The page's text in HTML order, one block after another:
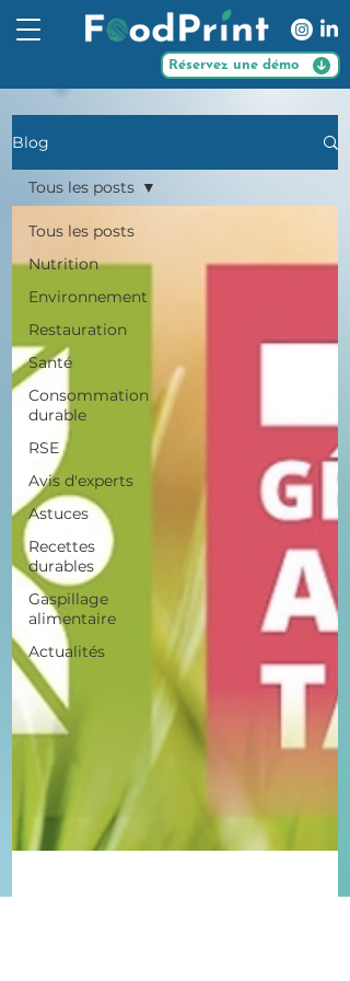
Réservez une démo
Blog
Tous les posts
Nutrition
Environnement
Restauration
Santé
Consommation
durable
RSE
Avis d'experts
Astuces
Recettes
durables
Gaspillage
alimentaire
Actualités
Tous les posts